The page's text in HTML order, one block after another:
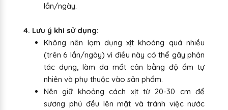
lần/ngày.
4. Lưu ý khi sử dụng:
Không nên lạm dụng xịt khoáng quá nhiều
(trên 6 lần/ngày) vì điều này có thể gây phản
tác dụng, làm da mất cân bằng độ ẩm tự
nhiên và phụ thuộc vào sản phẩm.
Nên giữ khoảng cách xịt từ 20-30 cm để
sương phủ đều lên mặt và tránh việc nước